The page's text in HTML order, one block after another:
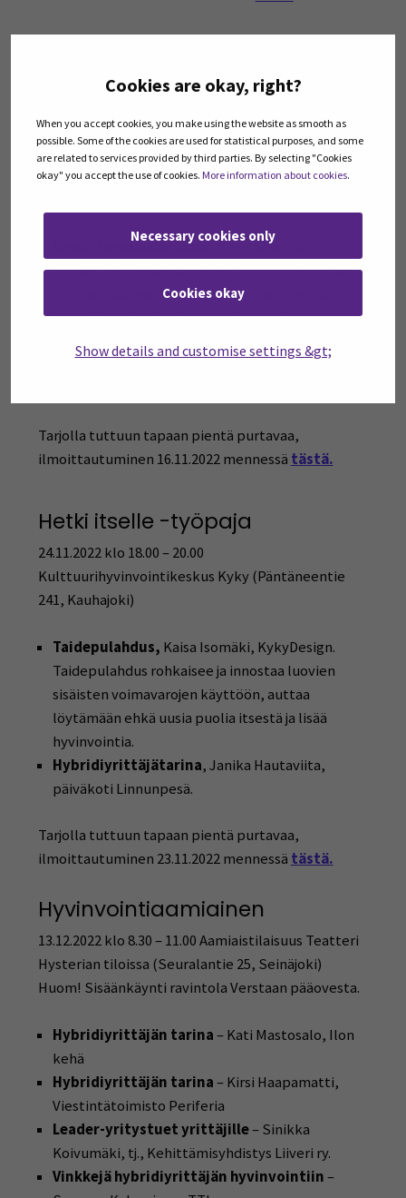
Cookies are okay, right?
When you accept cookies, you make using the website as smooth as
possible. Some of the cookies are used for statistical purposes, and some
are related to services provided by third parties. By selecting "Cookies
okay" you accept the use of cookies. More information about cookies.
Necessary cookies only
Cookies okay
Show details and customise settings &gt;
Somemarkkinoinnin salat -
työpaja
17.11.2022 klo 17.00 – 19.00 Kauhavan
kaupungintalon auditorio (Kauppatie 109,
Vinkit somesisältöihin, Sini Karjalainen,
SeAMK. Jos somesisältöjen toteutus tökkii, voi
ratkaisu olla someviestien kokonaisuus joka
tukee tavoitteitasi, Oma tietokone tai
älypuhelin mukaan!
, Katariina Koivisto,
Tarjolla tuttuun tapaan pientä purtavaa,
ilmoittautuminen 16.11.2022 mennessä tästä.
Hetki itselle -työpaja
24.11.2022 klo 18.00 – 20.00
Kulttuurihyvinvointikeskus Kyky (Päntäneentie
241, Kauhajoki)
Taidepulahdus, Kaisa Isomäki, KykyDesign.
Taidepulahdus rohkaisee ja innostaa luovien
sisäisten voimavarojen käyttöön, auttaa
löytämään ehkä uusia puolia itsestä ja lisää
hyvinvointia.
Hybridiyrittäjätarina, Janika Hautaviita,
päiväkoti Linnunpesä.
Tarjolla tuttuun tapaan pientä purtavaa,
ilmoittautuminen 23.11.2022 mennessä tästä.
Hyvinvointiaamiainen
13.12.2022 klo 8.30 – 11.00 Aamiaistilaisuus Teatteri
Hysterian tiloissa (Seuralantie 25, Seinäjoki)
Huom! Sisäänkäynti ravintola Verstaan pääovesta.
Hybridiyrittäjän tarina– Kati Mastosalo, Ilon
kehä
Hybridiyrittäjän tarina– Kirsi Haapamatti,
Viestintätoimisto Periferia
Leader-yritystuet yrittäjille– Sinikka
Koivumäki, tj., Kehittämisyhdistys Liiveri ry.
Vinkkejä hybridiyrittäjän hyvinvointiin–